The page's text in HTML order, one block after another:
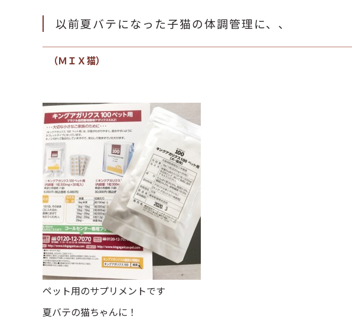
以前夏バテになった子猫の体調管理に、、
（ＭＩＸ猫）
ペット用のサプリメントです
夏バテの猫ちゃんに！